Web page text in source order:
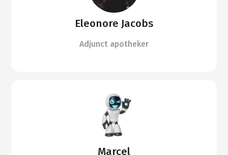
Eleonore Jacobs
Adjunct apotheker
Marcel